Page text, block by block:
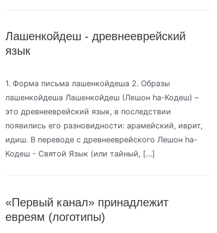
Лашенкойдеш - древнееврейский
язык
1. Форма письма лашенкойдеша 2. Образы
лашенкойдеша Лашенкойдеш (Лешон hа-Кодеш) –
это древнееврейский язык, в последствии
появились его разновидности: арамейский, иврит,
идиш. В переводе с древнееврейского Лешон hа-
Кодеш - Святой Язык (или тайный, […]
«Первый канал» принадлежит
евреям (логотипы)